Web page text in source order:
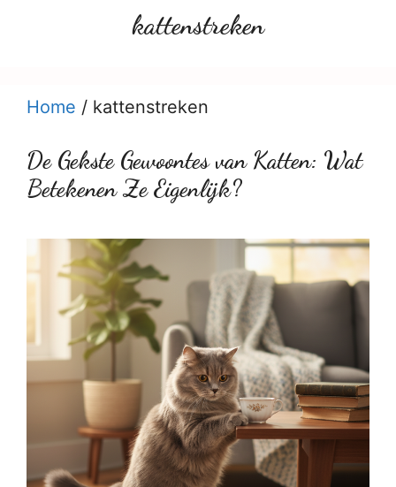
kattenstreken
Home / kattenstreken
De Gekste Gewoontes van Katten: Wat
Betekenen Ze Eigenlijk?